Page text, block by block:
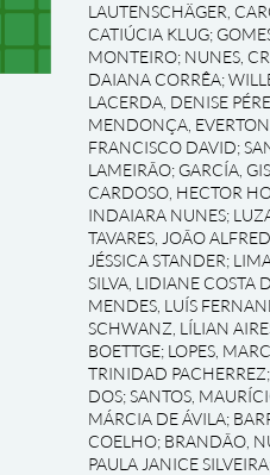
LAUTENSCHÄGER,
CATIÚCIA KLUG;
MONTEIRO; NUNES,
DAIANA CORRÊA;
LACERDA, DENISE
MENDONÇA,
FRANCISCO DAVID;
LAMEIRÃO; GARCÍA,
CARDOSO, HECTOR
INDAIARA NUNES;
TAVARES, JOÃO
JÉSSICA STANDER;
SILVA, LIDIANE COSTA
MENDES, LUÍS
SCHWANZ, LÍLIAN
BOETTGE; LOPES,
TRINIDAD PACHERREZ;
DOS;SANTOS,
MÁRCIA DE ÁVILA;
COELHO; BRANDÃO,
PAULA JANICE SILVEIRA